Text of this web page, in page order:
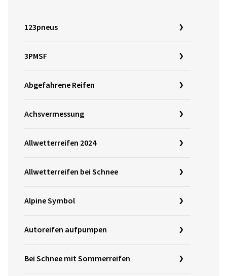
123pneus
3PMSF
Abgefahrene Reifen
Achsvermessung
Allwetterreifen 2024
Allwetterreifen bei Schnee
Alpine Symbol
Autoreifen aufpumpen
Bei Schnee mit Sommerreifen